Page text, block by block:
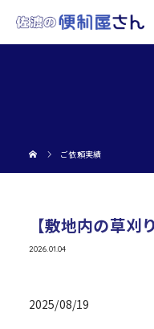
ご依頼実績
【敷地内の草刈
2026.01.04
2025/08/19